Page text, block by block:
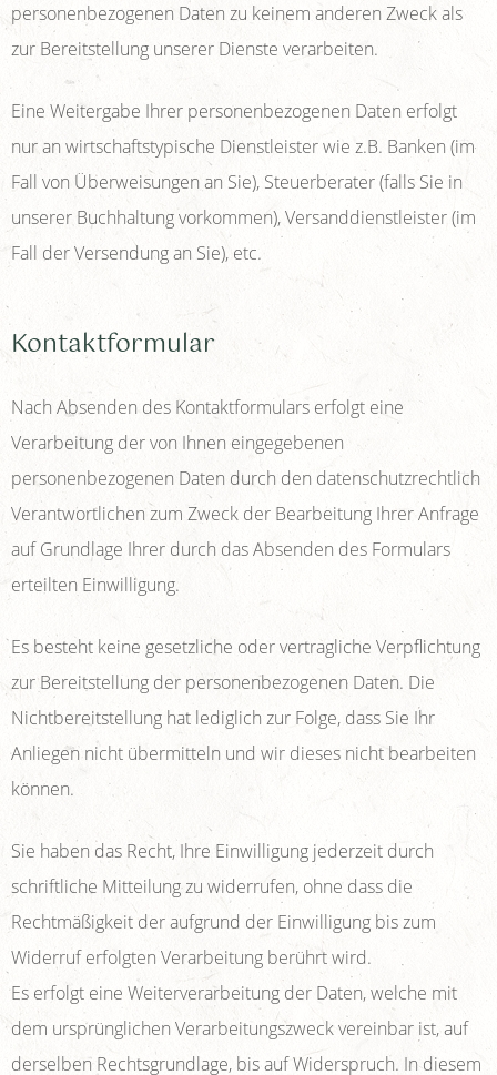
personenbezogenen Daten zu keinem anderen Zweck als
zur Bereitstellung unserer Dienste verarbeiten.
Eine Weitergabe Ihrer personenbezogenen Daten erfolgt
nur an wirtschaftstypische Dienstleister wie z.B. Banken (im
Fall von Überweisungen an Sie), Steuerberater (falls Sie in
unserer Buchhaltung vorkommen), Versanddienstleister (im
Fall der Versendung an Sie), etc.
Kontaktformular
Nach Absenden des Kontaktformulars erfolgt eine
Verarbeitung der von Ihnen eingegebenen
personenbezogenen Daten durch den datenschutzrechtlich
Verantwortlichen zum Zweck der Bearbeitung Ihrer Anfrage
auf Grundlage Ihrer durch das Absenden des Formulars
erteilten Einwilligung.
Es besteht keine gesetzliche oder vertragliche Verpflichtung
zur Bereitstellung der personenbezogenen Daten. Die
Nichtbereitstellung hat lediglich zur Folge, dass Sie Ihr
Anliegen nicht übermitteln und wir dieses nicht bearbeiten
können.
Sie haben das Recht, Ihre Einwilligung jederzeit durch
schriftliche Mitteilung zu widerrufen, ohne dass die
Rechtmäßigkeit der aufgrund der Einwilligung bis zum
Widerruf erfolgten Verarbeitung berührt wird.
Es erfolgt eine Weiterverarbeitung der Daten, welche mit
dem ursprünglichen Verarbeitungszweck vereinbar ist, auf
derselben Rechtsgrundlage, bis auf Widerspruch. In diesem